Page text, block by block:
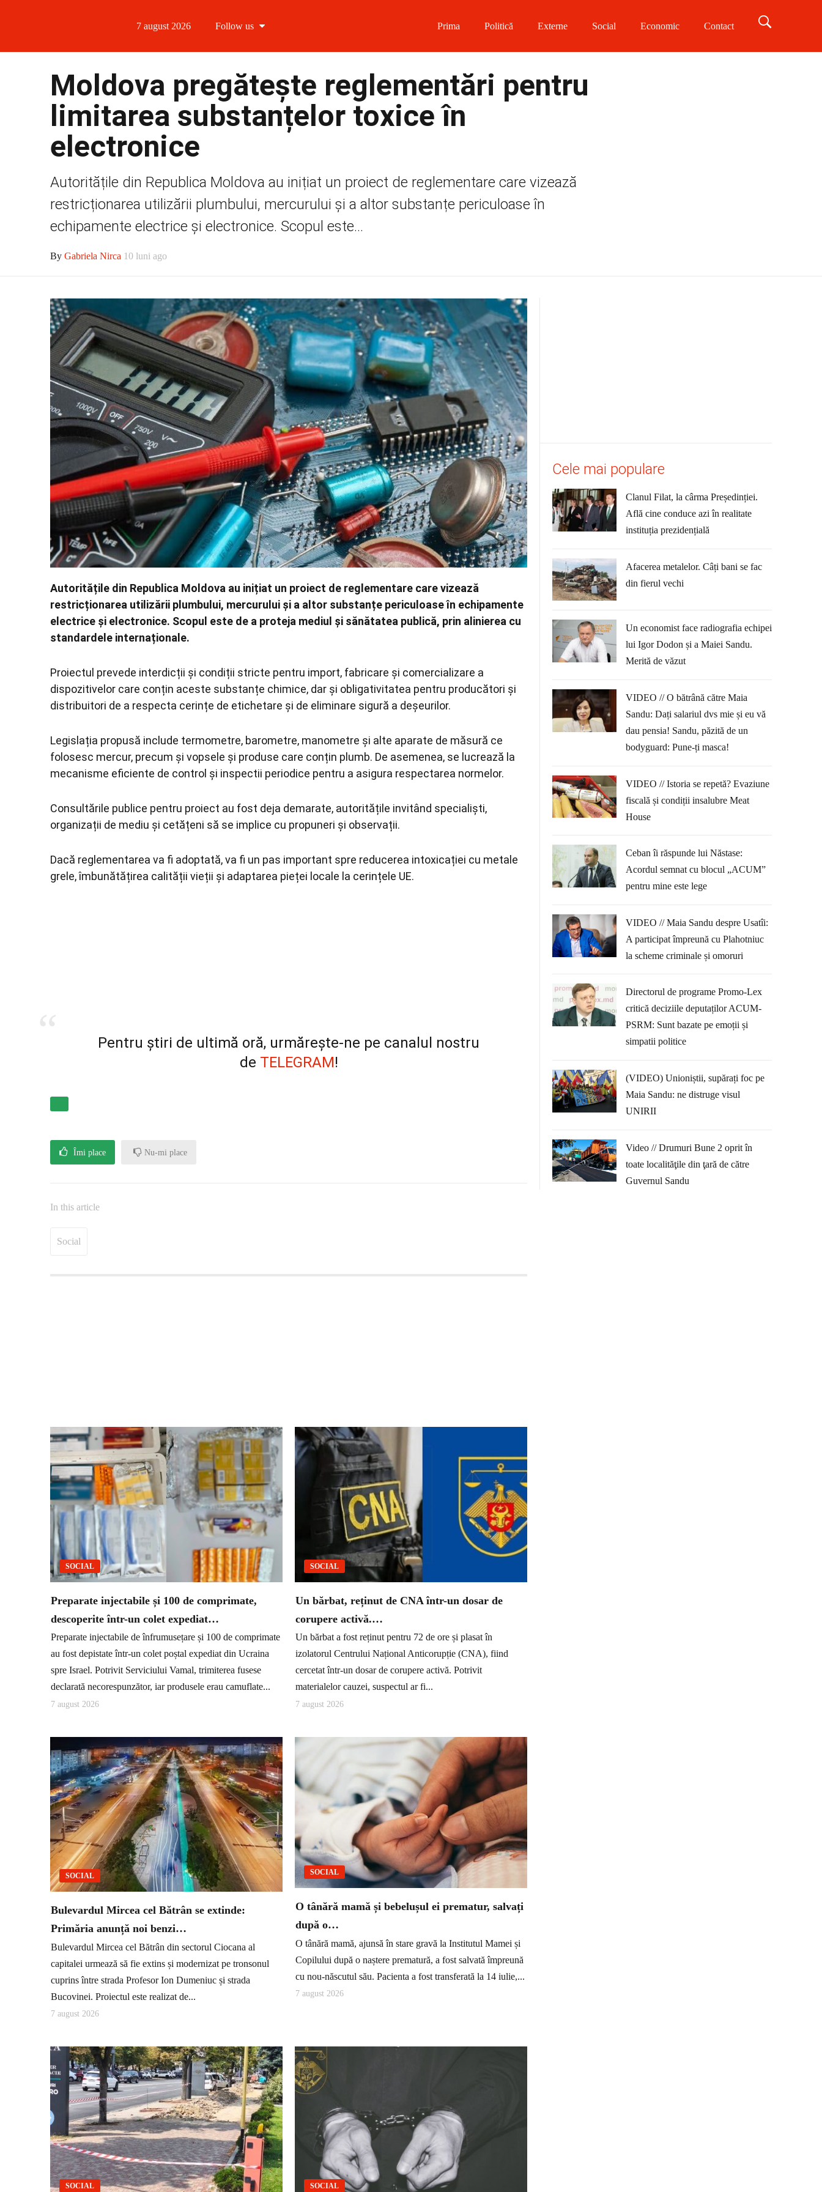
7 august 2026 Follow us
Follow us on Twitter
Follow us on Instagram
Prima Politică Externe Social Economic Contact
Moldova pregătește reglementări pentru
limitarea substanțelor toxice în
electronice
Autoritățile din Republica Moldova au inițiat un proiect de reglementare care vizează
restricționarea utilizării plumbului, mercurului și a altor substanțe periculoase în
echipamente electrice și electronice. Scopul este...
By Gabriela Nirca 10 luni ago
Autoritățile din Republica Moldova au inițiat un proiect de reglementare care vizează
restricționarea utilizării plumbului, mercurului și a altor substanțe periculoase în echipamente
electrice și electronice. Scopul este de a proteja mediul și sănătatea publică, prin alinierea cu
standardele internaționale.
Proiectul prevede interdicții și condiții stricte pentru import, fabricare și comercializare a
dispozitivelor care conțin aceste substanțe chimice, dar și obligativitatea pentru producători și
distribuitori de a respecta cerințe de etichetare și de eliminare sigură a deșeurilor.
Legislația propusă include termometre, barometre, manometre și alte aparate de măsură ce
folosesc mercur, precum și vopsele și produse care conțin plumb. De asemenea, se lucrează la
mecanisme eficiente de control și inspectii periodice pentru a asigura respectarea normelor.
Consultările publice pentru proiect au fost deja demarate, autoritățile invitând specialiști,
organizații de mediu și cetățeni să se implice cu propuneri și observații.
Dacă reglementarea va fi adoptată, va fi un pas important spre reducerea intoxicației cu metale
grele, îmbunătățirea calității vieții și adaptarea pieței locale la cerințele UE.
Pentru știri de ultimă oră, urmărește-ne pe canalul nostru
de TELEGRAM!
Îmi place Nu-mi place
In this article
Social
SOCIAL
Preparate injectabile și 100 de comprimate,
descoperite într-un colet expediat…
Preparate injectabile de înfrumusețare și 100 de comprimate
au fost depistate într-un colet poștal expediat din Ucraina
spre Israel. Potrivit Serviciului Vamal, trimiterea fusese
declarată necorespunzător, iar produsele erau camuflate...
7 august 2026
SOCIAL
Un bărbat, reținut de CNA într-un dosar de
corupere activă.…
Un bărbat a fost reținut pentru 72 de ore și plasat în
izolatorul Centrului Național Anticorupție (CNA), fiind
cercetat într-un dosar de corupere activă. Potrivit
materialelor cauzei, suspectul ar fi...
7 august 2026
SOCIAL
Bulevardul Mircea cel Bătrân se extinde:
Primăria anunță noi benzi…
Bulevardul Mircea cel Bătrân din sectorul Ciocana al
capitalei urmează să fie extins și modernizat pe tronsonul
cuprins între strada Profesor Ion Dumeniuc și strada
Bucovinei. Proiectul este realizat de...
7 august 2026
SOCIAL
O tânără mamă și bebelușul ei prematur, salvați
după o…
O tânără mamă, ajunsă în stare gravă la Institutul Mamei și
Copilului după o naștere prematură, a fost salvată împreună
cu nou-născutul său. Pacienta a fost transferată la 14 iulie,...
7 august 2026
SOCIAL SOCIAL
Cele mai populare
Clanul Filat, la cârma Președinției.
Află cine conduce azi în realitate
instituția prezidențială
Afacerea metalelor. Câți bani se fac
din fierul vechi
Un economist face radiografia echipei
lui Igor Dodon și a Maiei Sandu.
Merită de văzut
VIDEO // O bătrână către Maia
Sandu: Dați salariul dvs mie și eu vă
dau pensia! Sandu, păzită de un
bodyguard: Pune-ți masca!
VIDEO // Istoria se repetă? Evaziune
fiscală și condiții insalubre Meat
House
Ceban îi răspunde lui Năstase:
Acordul semnat cu blocul „ACUM”
pentru mine este lege
VIDEO // Maia Sandu despre Usatîi:
A participat împreună cu Plahotniuc
la scheme criminale și omoruri
Directorul de programe Promo-Lex
critică deciziile deputaților ACUM-
PSRM: Sunt bazate pe emoții și
simpatii politice
(VIDEO) Unioniștii, supărați foc pe
Maia Sandu: ne distruge visul
UNIRII
Video // Drumuri Bune 2 oprit în
toate localităţile din ţară de către
Guvernul Sandu